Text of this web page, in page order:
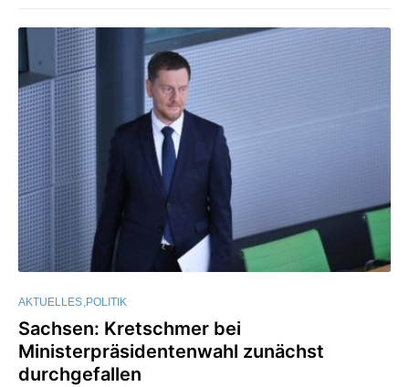
AKTUELLES POLITIK
Sachsen: Kretschmer bei
Ministerpräsidentenwahl zunächst
durchgefallen